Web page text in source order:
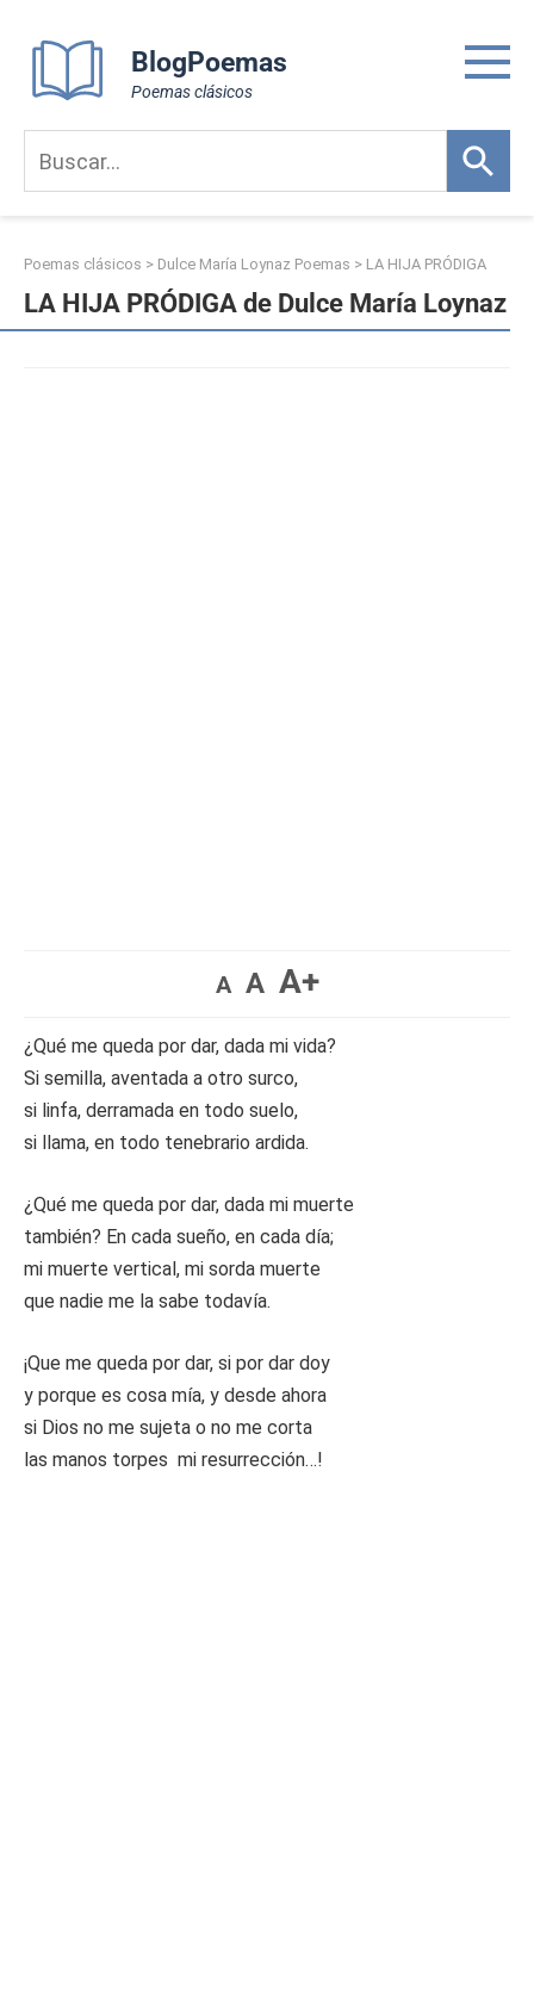
content
BlogPoemas
Poemas clásicos
Poemas clásicos > Dulce María Loynaz Poemas > LA HIJA PRÓDIGA
LA HIJA PRÓDIGA de Dulce María Loynaz
A A A+
¿Qué me queda por dar, dada mi vida?
Si semilla, aventada a otro surco,
si linfa, derramada en todo suelo,
si llama, en todo tenebrario ardida.
¿Qué me queda por dar, dada mi muerte
también? En cada sueño, en cada día;
mi muerte vertical, mi sorda muerte
que nadie me la sabe todavía.
¡Que me queda por dar, si por dar doy
y porque es cosa mía, y desde ahora
si Dios no me sujeta o no me corta
las manos torpes  mi resurrección…!